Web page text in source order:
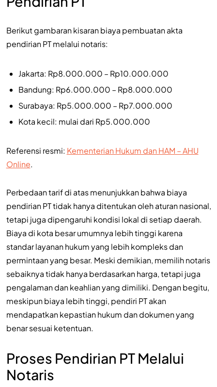
Berikut gambaran kisaran biaya pembuatan akta
pendirian PT melalui notaris:
Jakarta: Rp8.000.000 – Rp10.000.000
Bandung: Rp6.000.000 – Rp8.000.000
Surabaya: Rp5.000.000 – Rp7.000.000
Kota kecil: mulai dari Rp5.000.000
Referensi resmi: Kementerian Hukum dan HAM – AHU
Online.
Perbedaan tarif di atas menunjukkan bahwa biaya
pendirian PT tidak hanya ditentukan oleh aturan nasional,
tetapi juga dipengaruhi kondisi lokal di setiap daerah.
Biaya di kota besar umumnya lebih tinggi karena
standar layanan hukum yang lebih kompleks dan
permintaan yang besar. Meski demikian, memilih notaris
sebaiknya tidak hanya berdasarkan harga, tetapi juga
pengalaman dan keahlian yang dimiliki. Dengan begitu,
meskipun biaya lebih tinggi, pendiri PT akan
mendapatkan kepastian hukum dan dokumen yang
benar sesuai ketentuan.
Proses Pendirian PT Melalui
Notaris